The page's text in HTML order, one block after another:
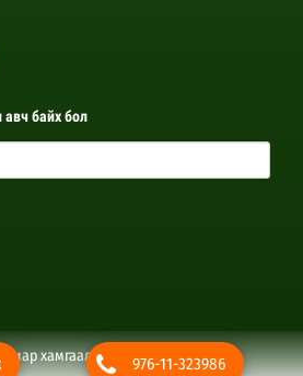
авч байх бол
хамгаалагдсан © 2024976-11-323986